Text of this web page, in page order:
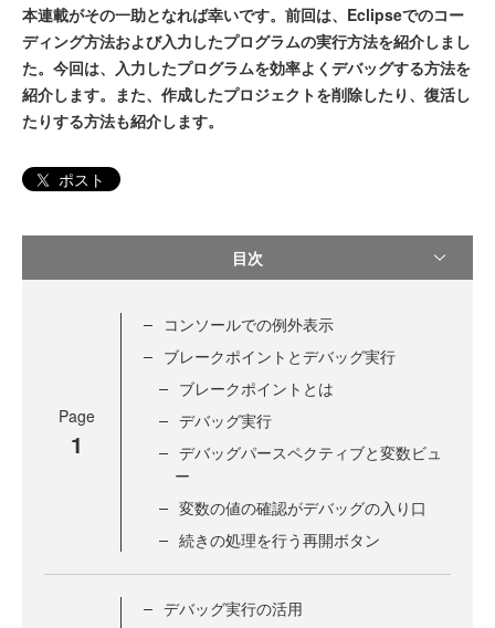
本連載がその一助となれば幸いです。前回は、Eclipseでのコー
ディング方法および入力したプログラムの実行方法を紹介しまし
た。今回は、入力したプログラムを効率よくデバッグする方法を
紹介します。また、作成したプロジェクトを削除したり、復活し
たりする方法も紹介します。
ポスト
目次
Page
1
コンソールでの例外表示
ブレークポイントとデバッグ実行
ブレークポイントとは
デバッグ実行
デバッグパースペクティブと変数ビュ
ー
変数の値の確認がデバッグの入り口
続きの処理を行う再開ボタン
デバッグ実行の活用